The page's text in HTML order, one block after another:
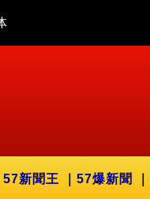
57新聞王 57爆新聞